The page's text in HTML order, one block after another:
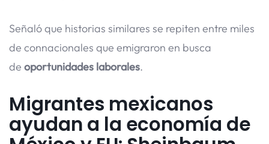
Señaló que historias similares se repiten entre miles
de connacionales que emigraron en busca
de oportunidades laborales.
Migrantes mexicanos
ayudan a la economía de